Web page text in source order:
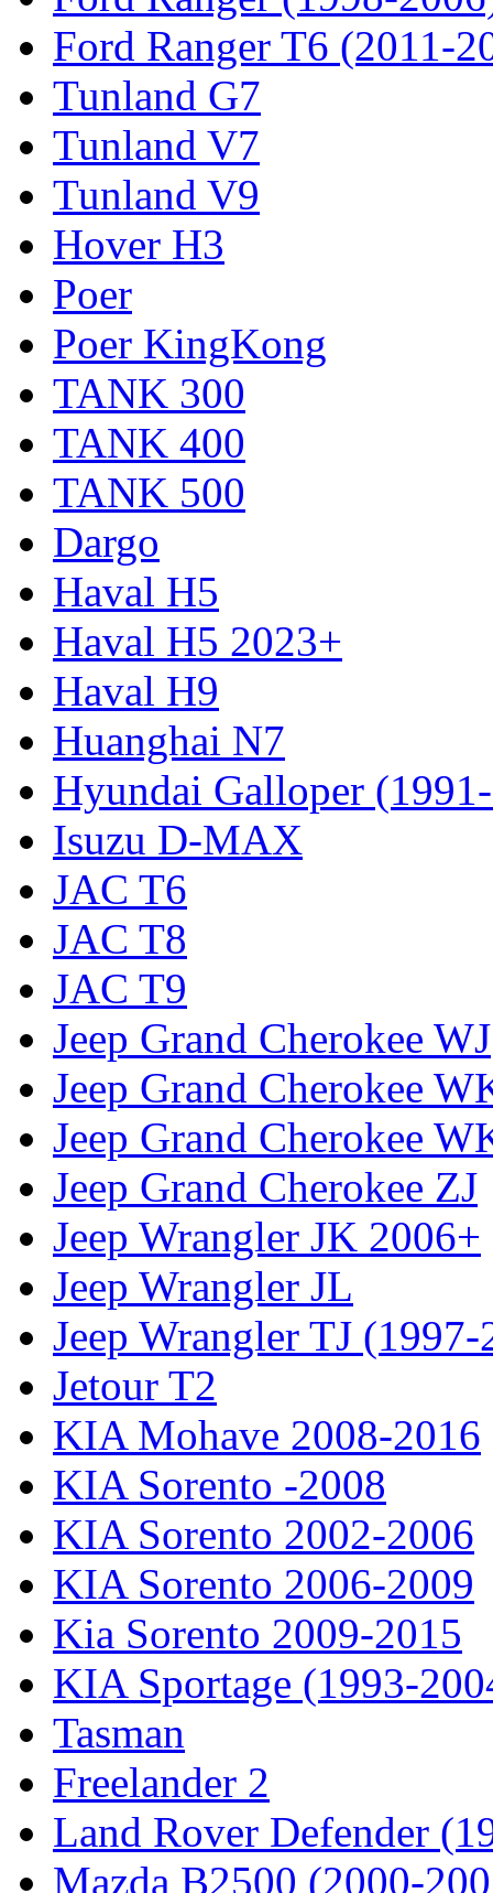
Ford Ranger T6 (2011-
Tunland G7
Tunland V7
Tunland V9
Hover H3
Poer
Poer KingKong
TANK 300
TANK 400
TANK 500
Dargo
Haval H5
Haval H5 2023+
Haval H9
Huanghai N7
Hyundai Galloper
Isuzu D-MAX
JAC T6
JAC T8
JAC T9
Jeep Grand Cherokee WJ
Jeep Grand Cherokee
Jeep Grand Cherokee
Jeep Grand Cherokee ZJ
Jeep Wrangler JK 2006+
Jeep Wrangler JL
Jeep Wrangler TJ
Jetour T2
KIA Mohave 2008-2016
KIA Sorento -2008
KIA Sorento 2002-2006
KIA Sorento 2006-2009
Kia Sorento 2009-2015
KIA Sportage (1993-
Tasman
Freelander 2
Land Rover Defender
Mazda B2500 (2000-